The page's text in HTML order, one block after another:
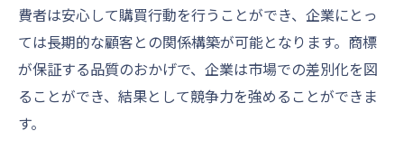
商標を活用したブランド成長の可能性
商標の魅力を最大限に引き出すためのヒント
商標登録の効果的なステップ
ブランド強化のための商標活用法
費者は安心して購買行動を行うことができ、企業にとっ
ては長期的な顧客との関係構築が可能となります。商標
が保証する品質のおかげで、企業は市場での差別化を図
ることができ、結果として競争力を強めることができま
す。